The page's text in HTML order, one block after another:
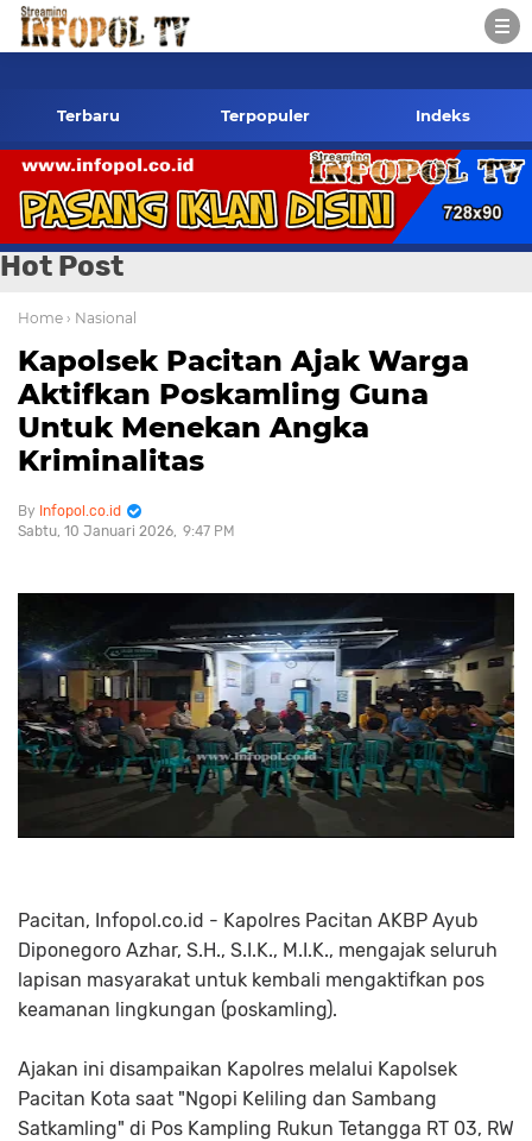
Kontak Redaksi- 085784424805 wa
Terbaru Terpopuler Indeks
Hot Post
Home › Nasional
Kapolsek Pacitan Ajak Warga
Aktifkan Poskamling Guna
Untuk Menekan Angka
Kriminalitas
Infopol.co.id
Sabtu, 10 Januari 2026 9:47 PM
Pacitan, Infopol.co.id - Kapolres Pacitan AKBP Ayub
Diponegoro Azhar, S.H., S.I.K., M.I.K., mengajak seluruh
lapisan masyarakat untuk kembali mengaktifkan pos
keamanan lingkungan (poskamling).
Ajakan ini disampaikan Kapolres melalui Kapolsek
Pacitan Kota saat "Ngopi Keliling dan Sambang
Satkamling" di Pos Kampling Rukun Tetangga RT 03, RW